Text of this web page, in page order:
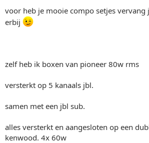
voor heb je mooie compo setjes vervang
erbij
zelf heb ik boxen van pioneer 80w rms
versterkt op 5 kanaals jbl.
samen met een jbl sub.
alles versterkt en aangesloten op een
kenwood. 4x 60w